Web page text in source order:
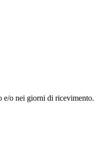
e/o nei giorni di ricevimento.